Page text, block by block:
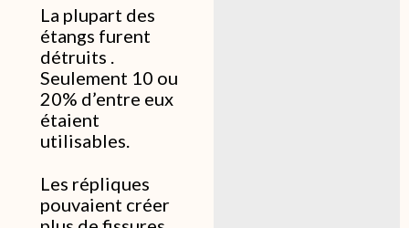
La plupart des
étangs furent
détruits .
Seulement 10 ou
20% d’entre eux
étaient
utilisables.
Les répliques
pouvaient créer